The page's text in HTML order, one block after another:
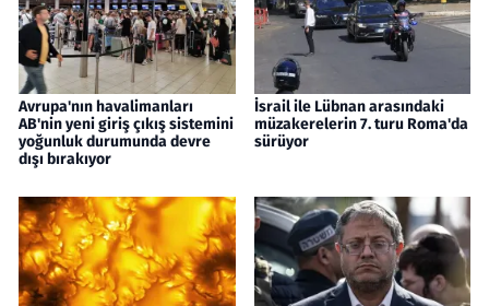
Avrupa'nın havalimanları
AB'nin yeni giriş çıkış sistemini
yoğunluk durumunda devre
dışı bırakıyor
İsrail ile Lübnan arasındaki
müzakerelerin 7. turu Roma'da
sürüyor